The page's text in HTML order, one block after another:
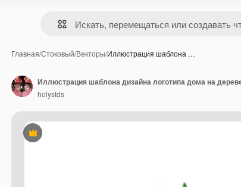
Главная/Стоковый/Векторы/Иллюстрация шаблона …
Премиум
holystds